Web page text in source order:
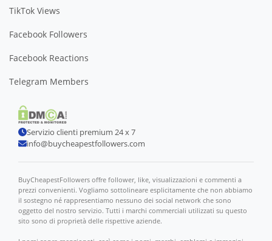
TikTok Views
Facebook Followers
Facebook Reactions
Telegram Members
Servizio clienti premium 24 x 7
info@buycheapestfollowers.com
BuyCheapestFollowers offre follower, like, visualizzazioni e commenti a
prezzi convenienti. Vogliamo sottolineare esplicitamente che non abbiamo
il sostegno né rappresentiamo nessuno dei social network che sono
oggetto del nostro servizio. Tutti i marchi commerciali utilizzati su questo
sito sono di proprietà delle rispettive aziende.